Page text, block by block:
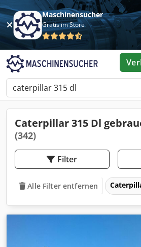
Maschinensucher
Gratis im Store
Caterpillar 315 Dl
(342)
Filter
Alle Filter entfernen